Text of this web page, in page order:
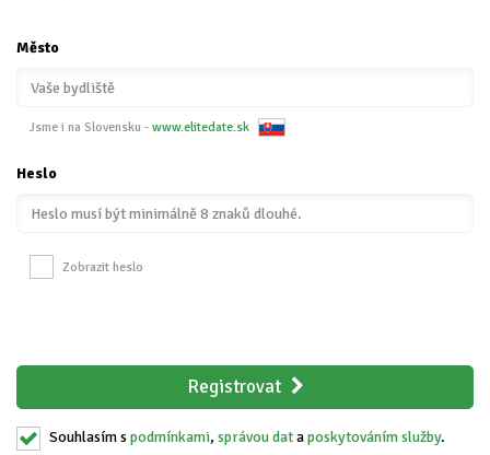
Město
Jsme i na Slovensku - www.elitedate.sk
Heslo
Zobrazit heslo
Registrovat
Souhlasím s podmínkami, správou dataposkytováním služby.